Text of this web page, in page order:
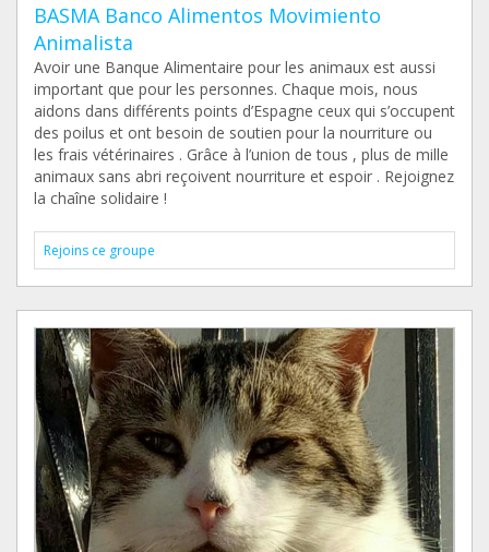
BASMA Banco Alimentos Movimiento
Animalista
Avoir une Banque Alimentaire pour les animaux est aussi
important que pour les personnes. Chaque mois, nous
aidons dans différents points d’Espagne ceux qui s’occupent
des poilus et ont besoin de soutien pour la nourriture ou
les frais vétérinaires . Grâce à l’union de tous , plus de mille
animaux sans abri reçoivent nourriture et espoir . Rejoignez
la chaîne solidaire !
Rejoins ce groupe